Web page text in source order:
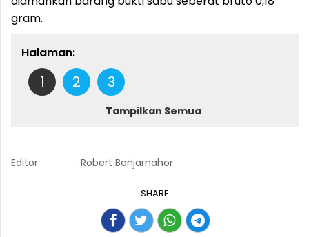
gram.
Halaman:
1 2 3
Tampilkan Semua
Editor : Robert Banjarnahor
SHARE: